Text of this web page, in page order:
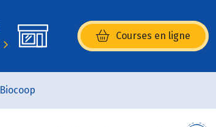
Courses en ligne
(s’ouvre dans une nouvelle
Biocoop